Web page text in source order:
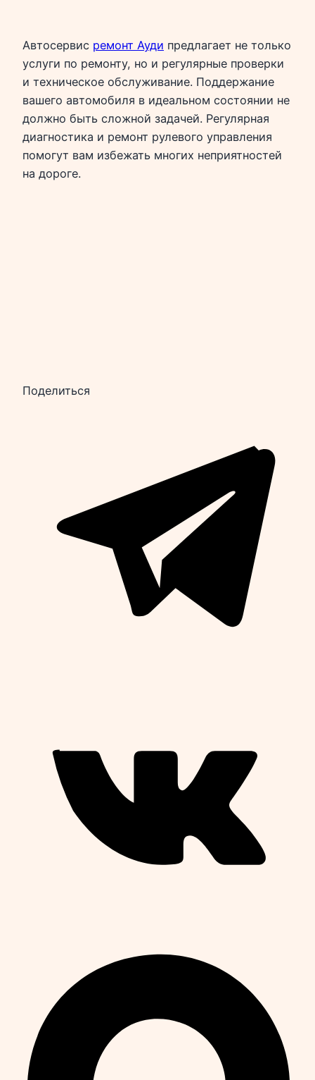
Автосервис ремонт Ауди предлагает не только
услуги по ремонту, но и регулярные проверки
и техническое обслуживание. Поддержание
вашего автомобиля в идеальном состоянии не
должно быть сложной задачей. Регулярная
диагностика и ремонт рулевого управления
помогут вам избежать многих неприятностей
на дороге.
Поделиться